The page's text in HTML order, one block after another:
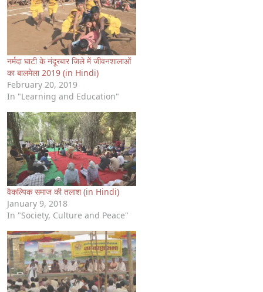
नर्मदा घाटी के नंदूरबार जिले में जीवनशालाओं
का बालमेला 2019 (in Hindi)
February 20, 2019
In "Learning and Education"
वैकल्पिक समाज की तलाश (in Hindi)
January 9, 2018
In "Society, Culture and Peace"